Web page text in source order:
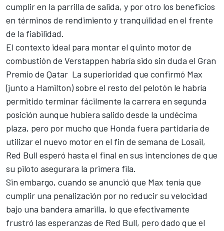
cumplir en la parrilla de salida, y por otro los beneficios
en términos de rendimiento y tranquilidad en el frente
de la fiabilidad.
El contexto ideal para montar el quinto motor de
combustión de Verstappen habría sido sin duda el Gran
Premio de Qatar La superioridad que confirmó Max
(junto a Hamilton) sobre el resto del pelotón le habría
permitido terminar fácilmente la carrera en segunda
posición aunque hubiera salido desde la undécima
plaza, pero por mucho que Honda fuera partidaria de
utilizar el nuevo motor en el fin de semana de Losail,
Red Bull esperó hasta el final en sus intenciones de que
su piloto asegurara la primera fila.
Sin embargo, cuando se anunció que Max tenía que
cumplir una penalización por no reducir su velocidad
bajo una bandera amarilla, lo que efectivamente
frustró las esperanzas de Red Bull, pero dado que el